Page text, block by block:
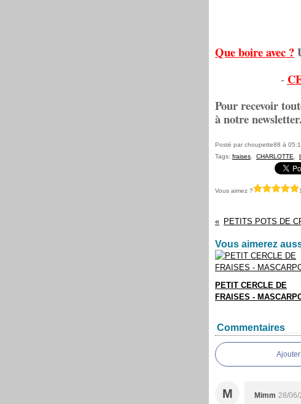
Que boire avec ?
-
Pour recevoir
à notre
Posté par choupette88 à
Tags: fraises CHARLOTTE
Vous aimez ?
Vous aimerez
PETIT CERCLE DE
FRAISES -
Commentaires
M Mimm 28/06/